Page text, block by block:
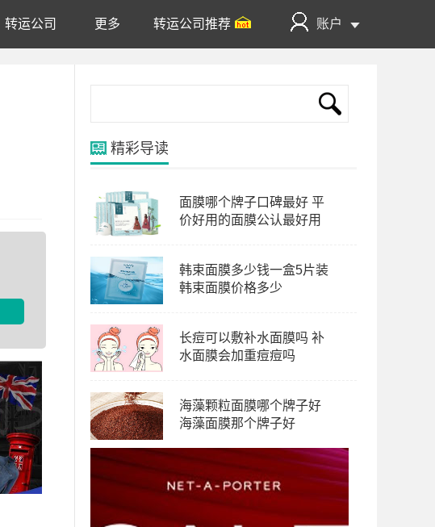
转运公司 更多 转运公司推荐 账户
精彩导读
面膜哪个牌子口碑最好 平
价好用的面膜公认最好用
韩束面膜多少钱一盒5片装
韩束面膜价格多少
长痘可以敷补水面膜吗 补
水面膜会加重痘痘吗
海藻颗粒面膜哪个牌子好
海藻面膜那个牌子好